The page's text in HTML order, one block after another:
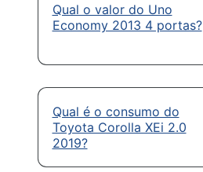
Qual o valor do Uno
Economy 2013 4 portas?
Qual é o consumo do
Toyota Corolla XEi 2.0
2019?